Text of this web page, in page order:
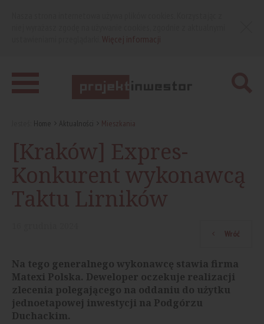
Home Aktualności Mieszkania
[Kraków] Expres-
Konkurent wykonawcą
Taktu Lirników
Wróć
Na tego generalnego wykonawcę stawia firma
Matexi Polska. Deweloper oczekuje realizacji
zlecenia polegającego na oddaniu do użytku
jednoetapowej inwestycji na Podgórzu
Duchackim.